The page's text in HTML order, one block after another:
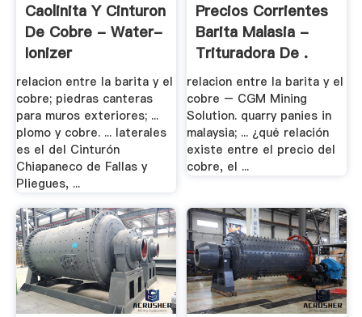
Caolinita Y Cinturon
De Cobre - Water-
Ionizer
relacion entre la barita y el
cobre; piedras canteras
para muros exteriores; ...
plomo y cobre. ... laterales
es el del Cinturón
Chiapaneco de Fallas y
Pliegues, ...
Precios Corrientes
Barita Malasia -
Trituradora De .
relacion entre la barita y el
cobre – CGM Mining
Solution. quarry panies in
malaysia; ... ¿qué relación
existe entre el precio del
cobre, el ...